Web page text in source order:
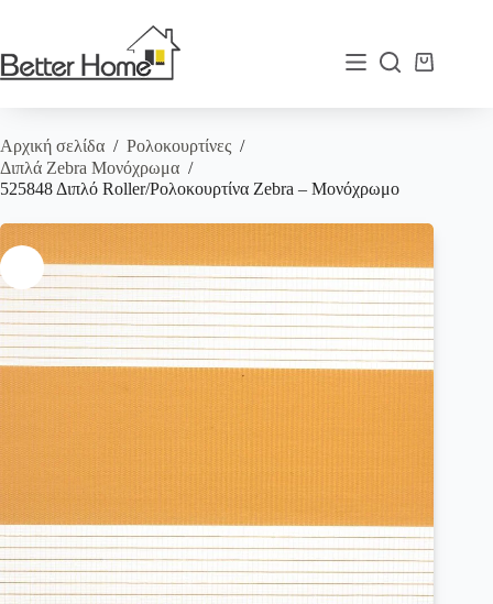
Καλάθι
Αρχική σελίδα / Ρολοκουρτίνες /
Διπλά Zebra Μονόχρωμα /
525848 Διπλό Roller/Ρολοκουρτίνα Zebra – Μονόχρωμο